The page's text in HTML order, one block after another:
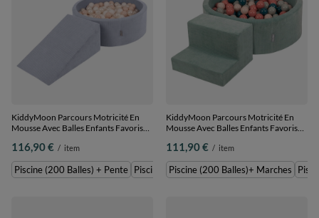
KiddyMoon Parcours Motricité En
Mousse Avec Balles Enfants Favorise
pastel/blanc/perle, Piscine (200
Balles) + Pente
116,90 € / item
Piscine (200 Balles) + Pente Piscine (100 Balles)+ Pente
KiddyMoon Parcours Motricité En
Mousse Avec Balles Enfants Favorise
foncé/beige pastel/vert de
gris/saumon, Piscine (200 Balles)+
Marches
111,90 € / item
Piscine (200 Balles)+ Marches